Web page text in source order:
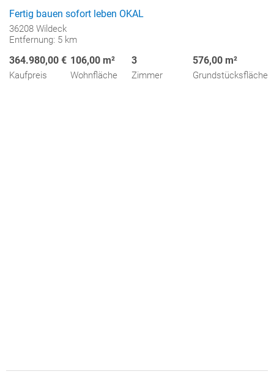
Fertig bauen sofort leben OKAL
36208 Wildeck
Entfernung: 5 km
364.980,00 €
Kaufpreis
106,00 m²
Wohnfläche
3
Zimmer
576,00 m²
Grundstücksfläche